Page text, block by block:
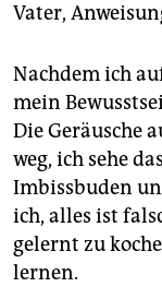
Vater,
Nachdem ich
mein
Die Geräusche
weg, ich sehe
Imbissbuden
ich, alles ist
gelernt zu
lernen.